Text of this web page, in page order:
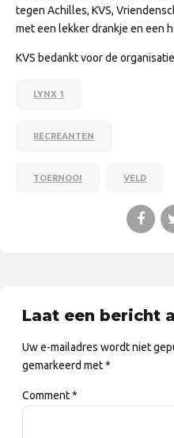
tegen Achilles, KVS,
met een lekker drankje en een
KVS bedankt voor de
LYNX 1
RECREANTEN
TOERNOOI VELD
Laat een bericht
Uw e-mailadres wordt niet
gemarkeerd met *
Comment*